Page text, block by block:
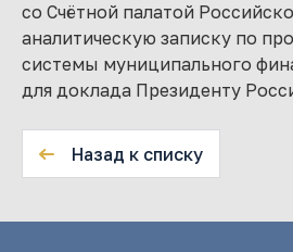
со Счётной палатой
аналитическую записку по
системы муниципального
для доклада Президенту
Назад к списку